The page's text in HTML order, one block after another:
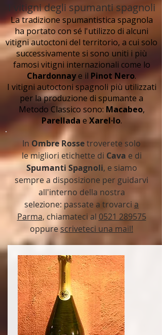
I vitigni degli spumanti spagnoli
La tradizione spumantistica spagnola
ha portato con sé l'utilizzo di alcuni
vitigni autoctoni del territorio, a cui solo
successivamente si sono uniti i più
famosi vitigni internazionali come lo
Chardonnaye il Pinot Nero.
I vitigni autoctoni spagnoli più utilizzati
per la produzione di spumante a
Metodo Classico sono: Macabeo,
Parellada e Xarel·lo.
In Ombre Rossetroverete solo
le migliori etichette di Cava e di
Spumanti Spagnoli, e siamo
sempre a disposizione per guidarvi
all'interno della nostra
selezione: passate a trovarci a
Parma, chiamateci al 0521 289575
oppurescriveteci una mail!